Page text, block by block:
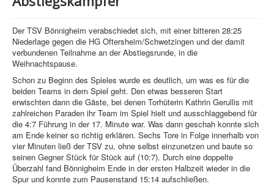
Der TSV Bönnigheim verabschiedet sich, mit einer bitteren 28:25
Niederlage gegen die HG Oftersheim/Schwetzingen und der damit
verbundenen Teilnahme an der Abstiegsrunde, in die
Weihnachtspause.
Schon zu Beginn des Spieles wurde es deutlich, um was es für die
beiden Teams in dem Spiel geht. Den etwas besseren Start
erwischten dann die Gäste, bei denen Torhüterin Kathrin Gerullis mit
zahlreichen Paraden ihr Team im Spiel hielt und ausschlaggebend für
die 4:7 Führung in der 17. Minute war. Was dann geschah konnte sich
am Ende keiner so richtig erklären. Sechs Tore in Folge innerhalb von
vier Minuten ließ der TSV zu, ohne selbst einzunetzen und baute so
seinen Gegner Stück für Stück auf (10:7). Durch eine doppelte
Überzahl fand Bönnigheim Ende in der ersten Halbzeit wieder in die
Spur und konnte zum Pausenstand 15:14 aufschließen.